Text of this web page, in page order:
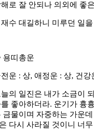
로 잘 안되나 의외에 좋
수 대길하니 미루던 일
띠총운
운 : 상, 애정운 : 상, 건강
의 일진은 내가 소금이
좋아하더라. 운기가 흉
금물이며 자중하는 가운데
다시 사라질 것이니 너